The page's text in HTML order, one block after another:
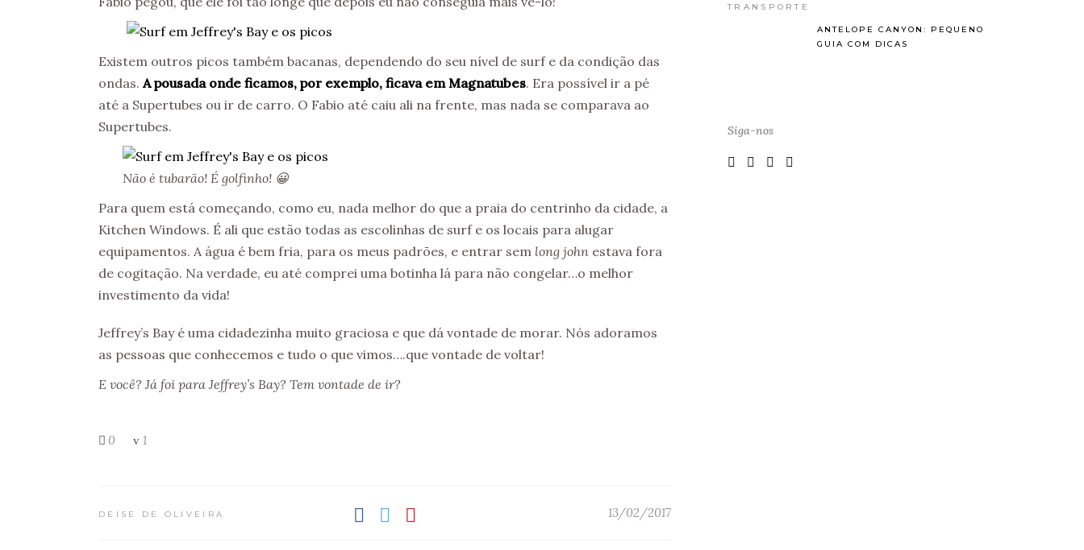
Existem outros picos também bacanas, dependendo do seu nível de surf e da condição das
ondas. A pousada onde ficamos, por exemplo, ficava em Magnatubes. Era possível ir a pé
até a Supertubes ou ir de carro. O Fabio até caiu ali na frente, mas nada se comparava ao
Supertubes.
Não é tubarão! É golfinho! 😀
Para quem está começando, como eu, nada melhor do que a praia do centrinho da cidade, a
Kitchen Windows. É ali que estão todas as escolinhas de surf e os locais para alugar
equipamentos. A água é bem fria, para os meus padrões, e entrar sem long john estava fora
de cogitação. Na verdade, eu até comprei uma botinha lá para não congelar…o melhor
investimento da vida!
Jeffrey’s Bay é uma cidadezinha muito graciosa e que dá vontade de morar. Nós adoramos
as pessoas que conhecemos e tudo o que vimos….que vontade de voltar!
E você? Já foi para Jeffrey’s Bay? Tem vontade de ir?
0 1
DEISE DE OLIVEIRA 13/02/2017
ANTELOPE CANYON: PEQUENO
GUIA COM DICAS
Siga-nos